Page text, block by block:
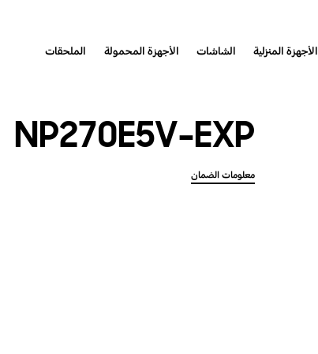
الأجهزة المنزلية الشاشات الأجهزة المحمولة الملحقات
NP270E5V-EXP
معلومات الضمان